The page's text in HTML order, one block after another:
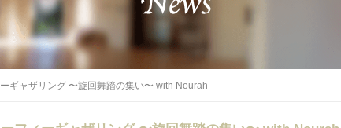
ギャザリング 〜旋回舞踏の集い〜 with Nourah